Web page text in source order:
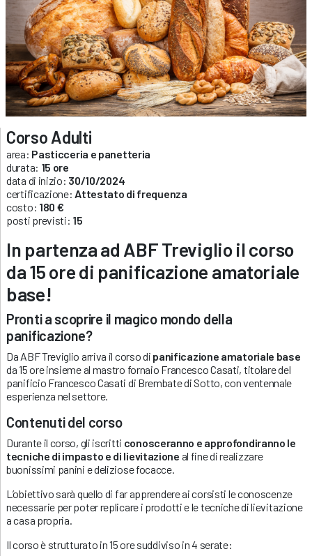
Corso Adulti
area: Pasticceria e panetteria
durata: 15 ore
data di inizio: 30/10/2024
certificazione: Attestato di frequenza
costo: 180 €
posti previsti: 15
In partenza ad ABFTreviglioil corso
da 15 ore di panificazione amatoriale
base!
Pronti a scoprire il magico mondo della
panificazione?
Da ABF Treviglio arriva il corso di panificazione amatoriale base
da 15 ore insieme al mastro fornaio Francesco Casati, titolare del
panificio Francesco Casati di Brembate di Sotto, con ventennale
esperienza nel settore.
Contenuti del corso
Durante il corso, gli iscritti conosceranno e approfondiranno le
tecniche di impasto e di lievitazione al fine di realizzare
buonissimi panini e deliziose focacce.
L’obiettivo sarà quello di far apprendere ai corsisti le conoscenze
necessarie per poter replicare i prodotti e le tecniche di lievitazione
a casa propria.
Il corso è strutturato in 15 ore suddiviso in 4 serate: